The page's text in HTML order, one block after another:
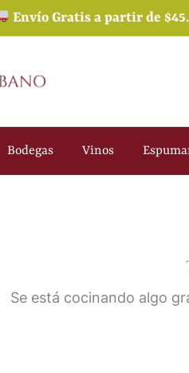
Envío Gratis a partir de
Bodegas Vinos
Se está cocinando algo